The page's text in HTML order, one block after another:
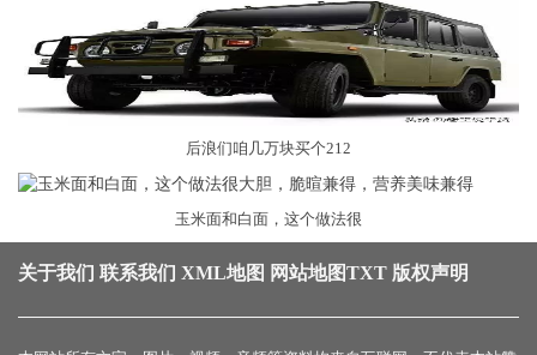
后浪们咱几万块买个212
玉米面和白面，这个做法很
关于我们 联系我们 XML地图 网站地图TXT 版权声明